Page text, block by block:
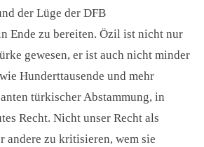
der Lüge der DFB
Ende zu bereiten. Özil ist nicht nur
gewesen, er ist auch nicht minder
Hunderttausende und mehr
türkischer Abstammung, in
Recht. Nicht unser Recht als
andere zu kritisieren, wem sie